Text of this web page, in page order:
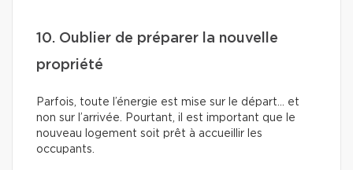
10. Oublier de préparer la nouvelle
propriété
Parfois, toute l’énergie est mise sur le départ… et
non sur l’arrivée. Pourtant, il est important que le
nouveau logement soit prêt à accueillir les
occupants.